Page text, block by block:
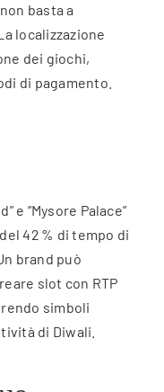
basta a
localizzazione
dei giochi,
di pagamento.
e “Mysore Palace”
42 % di tempo di
brand può
slot con RTP
simboli
di Diwali.